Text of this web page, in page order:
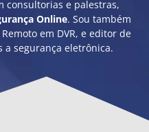
consultorias e palestras,
Online. Sou também
em DVR, e editor de
a segurança eletrônica.